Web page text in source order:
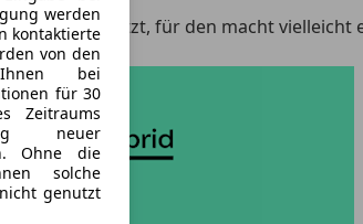
werden
kontaktierte
von den
bei
für 30
Zeitraums
neuer
Ohne die
solche
genutzt
schätzt, für den macht vielleicht